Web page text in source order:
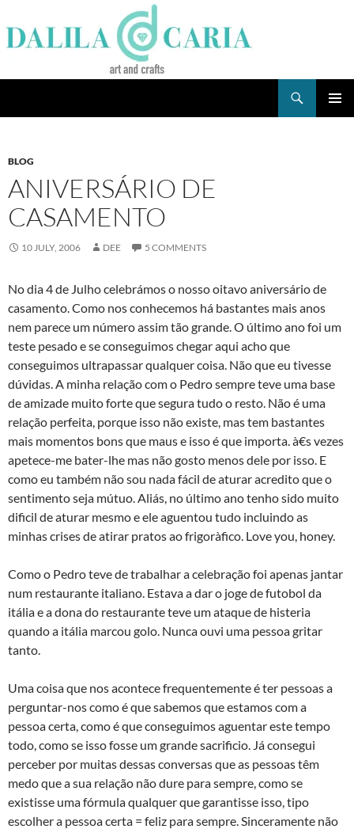
to
content
BLOG
ANIVERSÁRIO DE
CASAMENTO
10 JULY, 2006 DEE 5 COMMENTS
No dia 4 de Julho celebrámos o nosso oitavo aniversário de
casamento. Como nos conhecemos há bastantes mais anos
nem parece um número assim tão grande. O último ano foi um
teste pesado e se conseguimos chegar aqui acho que
conseguimos ultrapassar qualquer coisa. Não que eu tivesse
dúvidas. A minha relação com o Pedro sempre teve uma base
de amizade muito forte que segura tudo o resto. Não é uma
relação perfeita, porque isso não existe, mas tem bastantes
mais momentos bons que maus e isso é que importa. à€s vezes
apetece-me bater-lhe mas não gosto menos dele por isso. E
como eu também não sou nada fácil de aturar acredito que o
sentimento seja mútuo. Aliás, no último ano tenho sido muito
dificil de aturar mesmo e ele aguentou tudo incluindo as
minhas crises de atirar pratos ao frigorà­fico. Love you, honey.
Como o Pedro teve de trabalhar a celebração foi apenas jantar
num restaurante italiano. Estava a dar o joge de futobol da
itália e a dona do restaurante teve um ataque de histeria
quando a itália marcou golo. Nunca ouvi uma pessoa gritar
tanto.
Uma coisa que nos acontece frequentemente é ter pessoas a
perguntar-nos como é que sabemos que estamos com a
pessoa certa, como é que conseguimos aguentar este tempo
todo, como se isso fosse um grande sacrificio. Já consegui
perceber por muitas dessas conversas que as pessoas têm
medo que a sua relação não dure para sempre, como se
existisse uma fórmula qualquer que garantisse isso, tipo
escolher a pessoa certa = feliz para sempre. Sinceramente não